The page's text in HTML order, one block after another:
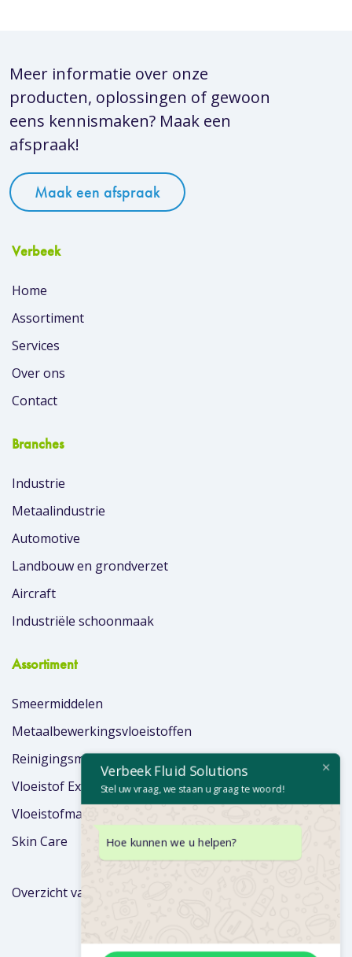
Meer informatie over onze
producten, oplossingen of gewoon
eens kennismaken? Maak een
afspraak!
Maak een afspraak
Verbeek
Home
Assortiment
Services
Over ons
Contact
Branches
Industrie
Metaalindustrie
Automotive
Landbouw en grondverzet
Aircraft
Industriële schoonmaak
Assortiment
Smeermiddelen
Metaalbewerkingsvloeistoffen
Reinigingsmiddelen
Vloeistof Extra’s
Vloeistofmanagement
Skin Care
Overzicht van merken
Verbeek Fluid Solutions
Stel uw vraag, we staan u graag te woord!
Hoe kunnen we u helpen?